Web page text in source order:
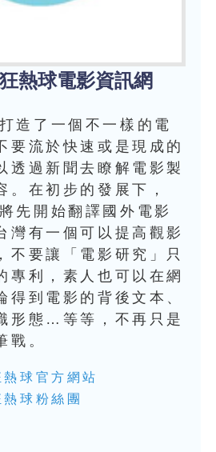
熱球電影資訊網
造了一個不一樣的電
要流於快速或是現成的
透過新聞去瞭解電影製
。在初步的發展下，
先開始翻譯國外電影
灣有一個可以提高觀影
不要讓「電影研究」只
專利，素人也可以在網
得到電影的背後文本、
形態…等等，不再只是
戰。
球官方網站
球粉絲團